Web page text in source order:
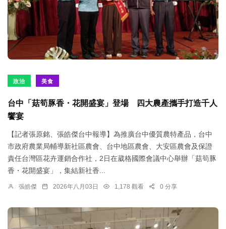
政治 美食
台中「菇筍豚香・花開盛宴」登場 四大農產攜手打造千人
饗宴
【記者張原銘、張皓傑台中報導】為推廣台中優質農特產品，台中
市政府農業局輔導新社區農會、台中地區農會、大安區農會及保證
責任台灣區花卉運銷合作社，2日在葳格國際會議中心舉辦「菇筍豚
香・花開盛宴」，集結新社香...
張皓傑 2026年八月03日 1,178 觀看 0 分享